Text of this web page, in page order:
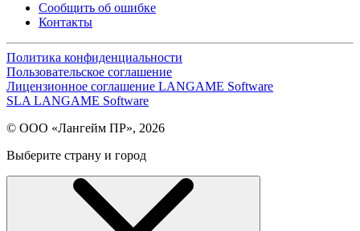
Сообщить об ошибке
Контакты
Политика конфиденциальности
Пользовательское соглашение
Лицензионное соглашение LANGAME Software
SLA LANGAME Software
© ООО «Лангейм ПР», 2026
Выберите страну и город